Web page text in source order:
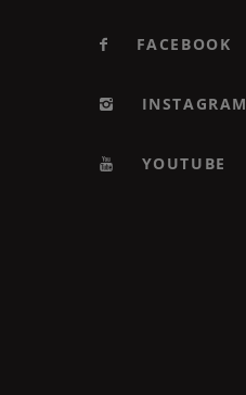
FACEBOOK
INSTAGRAM
YOUTUBE